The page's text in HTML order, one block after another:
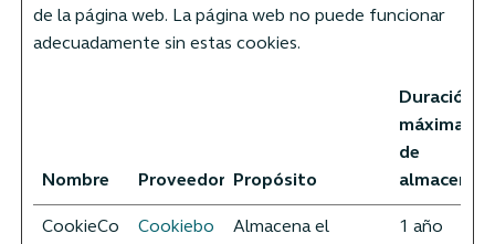
de la página web. La página web no puede funcionar
adecuadamente sin estas cookies.
Nombre Proveedor Propósito
Duración
máxima
de
CookieCo
Cookiebo
Almacena el
1 año